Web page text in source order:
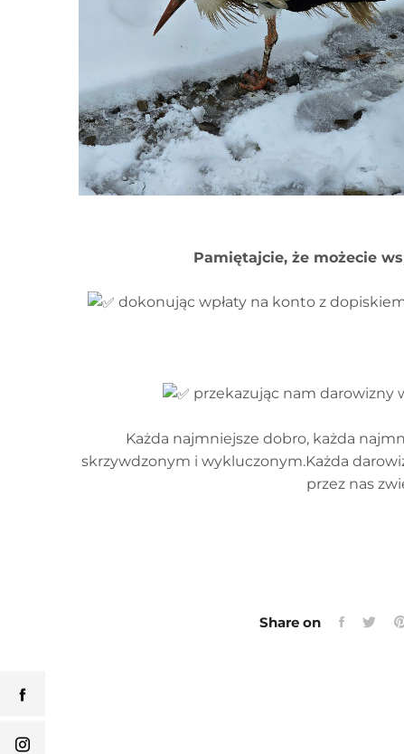
Pamiętajcie, że możecie
dokonując wpłaty na konto z
przekazując nam darowizny
Każda najmniejsze dobro, każda
skrzywdzonym i wykluczonym.Każda
przez nas
Share on